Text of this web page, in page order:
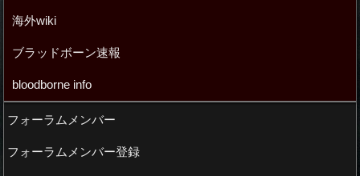
海外wiki
ブラッドボーン速報
bloodborne info
フォーラムメンバー
フォーラムメンバー登録